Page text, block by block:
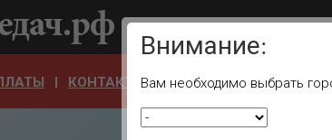
Ваш город:
КОНТАКТЫ ОТЗЫВЫ АДРЕСА
Внимание:
Вам необходимо выбрать